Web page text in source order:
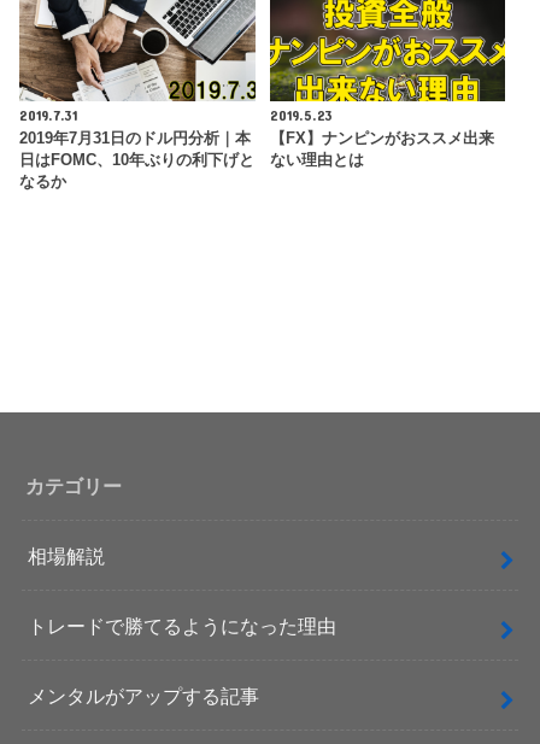
2019.7.31
2019年7月31日のドル円分析｜本
日はFOMC、10年ぶりの利下げと
なるか
2019.5.23
【FX】ナンピンがおススメ出来
ない理由とは
カテゴリー
相場解説
トレードで勝てるようになった理由
メンタルがアップする記事